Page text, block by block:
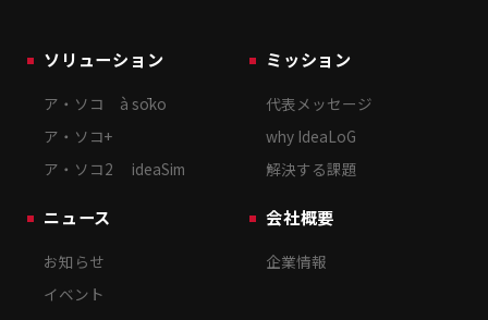
ソリューション
ア・ソコ à sōko
ア・ソコ+
ア・ソコ2 ideaSim
ミッション
代表メッセージ
why IdeaLoG
解決する課題
ニュース
お知らせ
イベント
会社概要
企業情報